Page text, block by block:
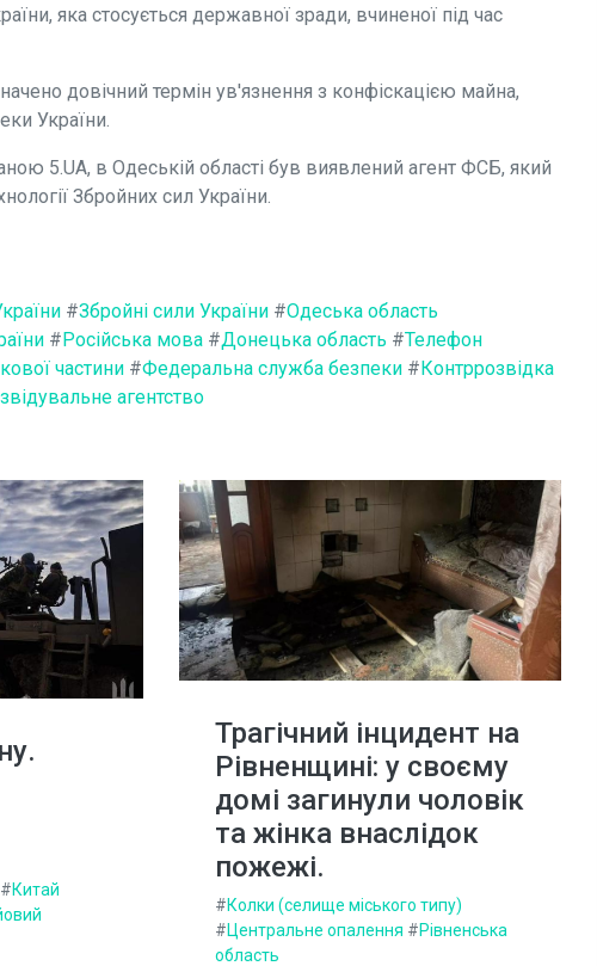
яка стосується державної зради, вчиненої під час
довічний термін ув'язнення з конфіскацією майна,
України.
5.UA, в Одеській області був виявлений агент ФСБ, який
Збройних сил України.
#Збройні сили України #Одеська область
#Російська мова #Донецька область #Телефон
частини #Федеральна служба безпеки #Контррозвідка
агентство
#Китай
Трагічний інцидент на
Рівненщині: у своєму
домі загинули чоловік
та жінка внаслідок
пожежі.
#Колки (селище міського типу)
#Центральне опалення #Рівненська
область